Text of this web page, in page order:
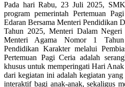
Pada hari Rabu, 23 Juli 2025,
program pemerintah Pertemuan
Edaran Bersama Menteri Pendidikan
Tahun 2025, Menteri Dalam
Menteri Agama Nomor 1 Tahun
Pendidikan Karakter melalui
Pertemuan Pagi Ceria adalah
khusus untuk memperingati Hari
dari kegiatan ini adalah kegiatan
interaktif bagi anak-anak, sekaligus